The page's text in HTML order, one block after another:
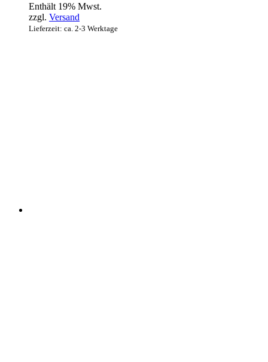
Enthält 19% Mwst.
zzgl. Versand
Lieferzeit: ca. 2-3 Werktage